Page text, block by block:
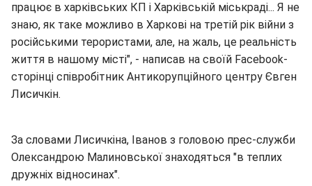
працює в харківських КП і Харківській міськраді... Я не
знаю, як таке можливо в Харкові на третій рік війни з
російськими терористами, але, на жаль, це реальність
життя в нашому місті", - написав на своїй Facebook-
сторінці співробітник Антикорупційного центру Євген
Лисичкін.
За словами Лисичкіна, Іванов з головою прес-служби
Олександрою Малиновської знаходяться "в теплих
дружніх відносинах".